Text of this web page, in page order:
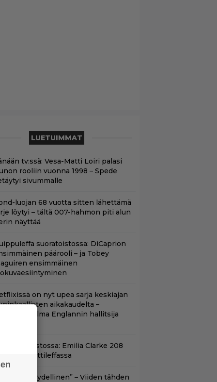
LUETUIMMAT
tv:ssä: Vesa-Matti Loiri palasi
rooliin vuonna 1998 – Spede
sivummalle
luojan 68 vuotta sitten lähettämä
löytyi – tältä 007-hahmon piti alun
näyttää
suoratoistossa: DiCaprion
päärooli – ja Tobey
ensimmäinen
on nyt upea sarja keskiajan
aikakaudelta –
julma Englannin hallitsija
suoratoistossa: Emilia Clarke 208
hittileffassa
täydellinen” – Viiden tähden